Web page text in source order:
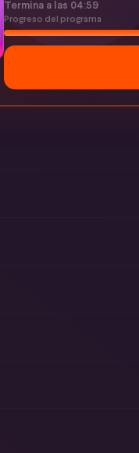
Termina a las 04:59
Progreso del programa